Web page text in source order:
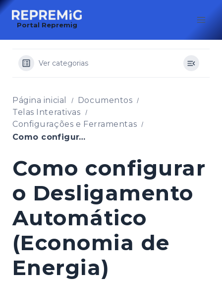
Pular
para
Portal Repremig
Ver categorias
Página inicial
Documentos
Telas Interativas
Configurações e Ferramentas
Como configurar o Desligamento Automático (Economia de Energia)
Como configurar
o Desligamento
Automático
(Economia de
Energia)